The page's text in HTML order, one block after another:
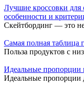
Лучшие кроссовки для
особенности и
Скейтбординг — это
Самая полная таблица
Польза продуктов с
Идеальные пропорции
Идеальные пропорции